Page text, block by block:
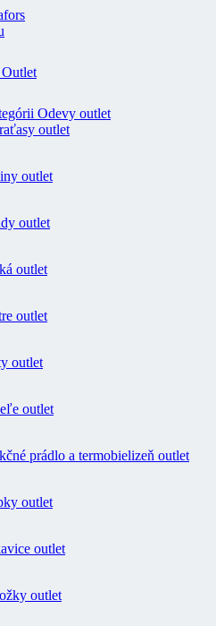
Odevy outlet
outlet